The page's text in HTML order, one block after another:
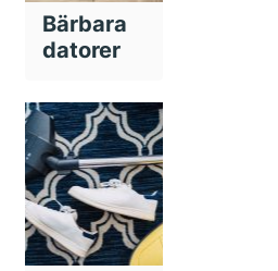
Bärbara
datorer